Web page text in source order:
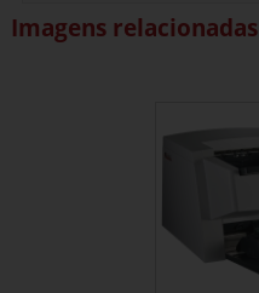
Imagens relacionadas